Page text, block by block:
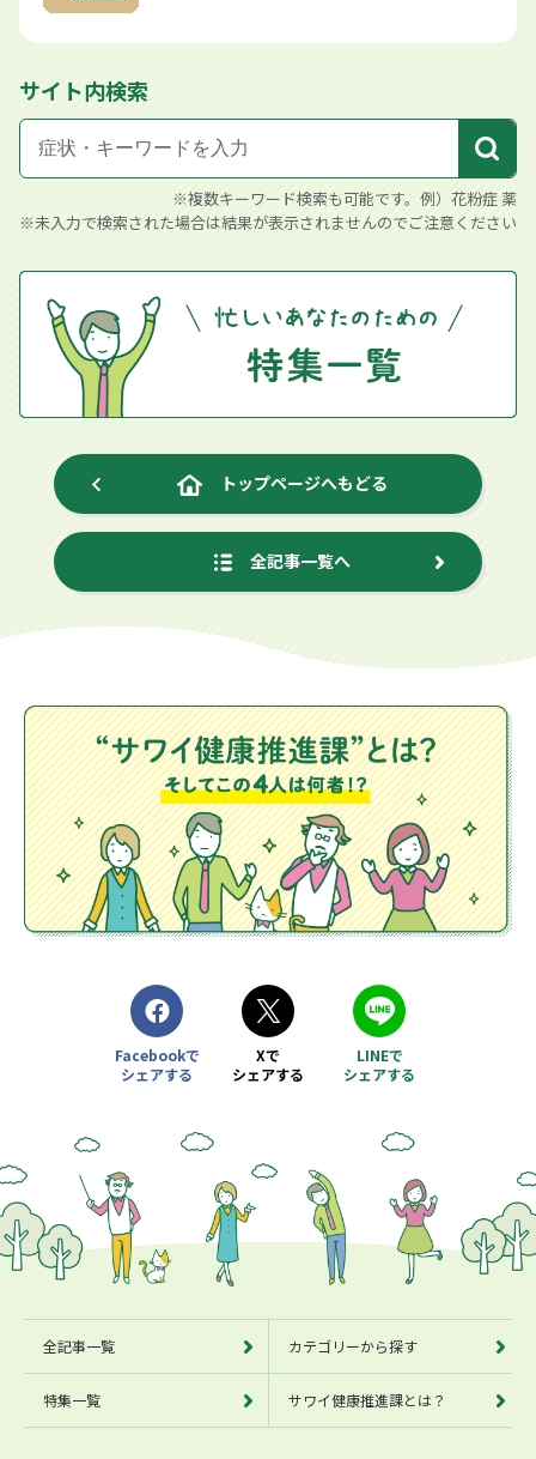
サイト内検索
※複数キーワード検索も可能です。例）花粉症 薬
※未入力で検索された場合は結果が表示されませんのでご注意ください
トップページへもどる
全記事一覧へ
Facebookで
シェアする
Xで
シェアする
LINEで
シェアする
全記事一覧 カテゴリーから探す
特集一覧 サワイ健康推進課とは？